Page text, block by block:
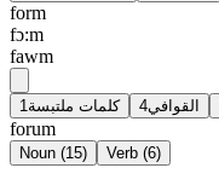
form
fɔ:m
fawm
كلمات ملتبسة 1 القوافي4
forum
Noun (15) Verb (6)